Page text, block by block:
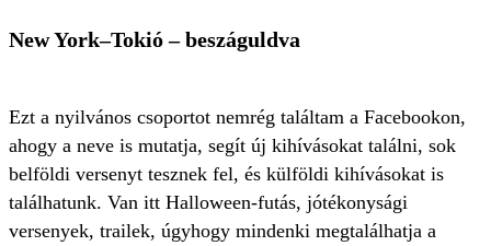
New York–Tokió – beszáguldva
Ezt a nyilvános csoportot nemrég találtam a Facebookon,
ahogy a neve is mutatja, segít új kihívásokat találni, sok
belföldi versenyt tesznek fel, és külföldi kihívásokat is
találhatunk. Van itt Halloween-futás, jótékonysági
versenyek, trailek, úgyhogy mindenki megtalálhatja a